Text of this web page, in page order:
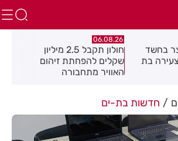
תקבל 2.5 מיליון
06.08.26
נעצר תושב מודיעין עילית
בחשד שאיים על מפקד
תחנת בני ברק–רמת גן
חדשות בת-ים